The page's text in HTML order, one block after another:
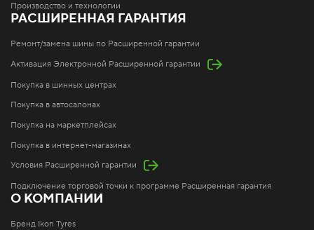
Производство и технологии
РАСШИРЕННАЯ ГАРАНТИЯ
Ремонт/замена шины по Расширенной гарантии
Активация Электронной Расширенной гарантии
Покупка в шинных центрах
Покупка в автосалонах
Покупка на маркетплейсах
Покупка в интернет-магазинах
Условия Расширенной гарантии
Подключение торговой точки к программе Расширенная гарантия
О КОМПАНИИ
Бренд Ikon Tyres